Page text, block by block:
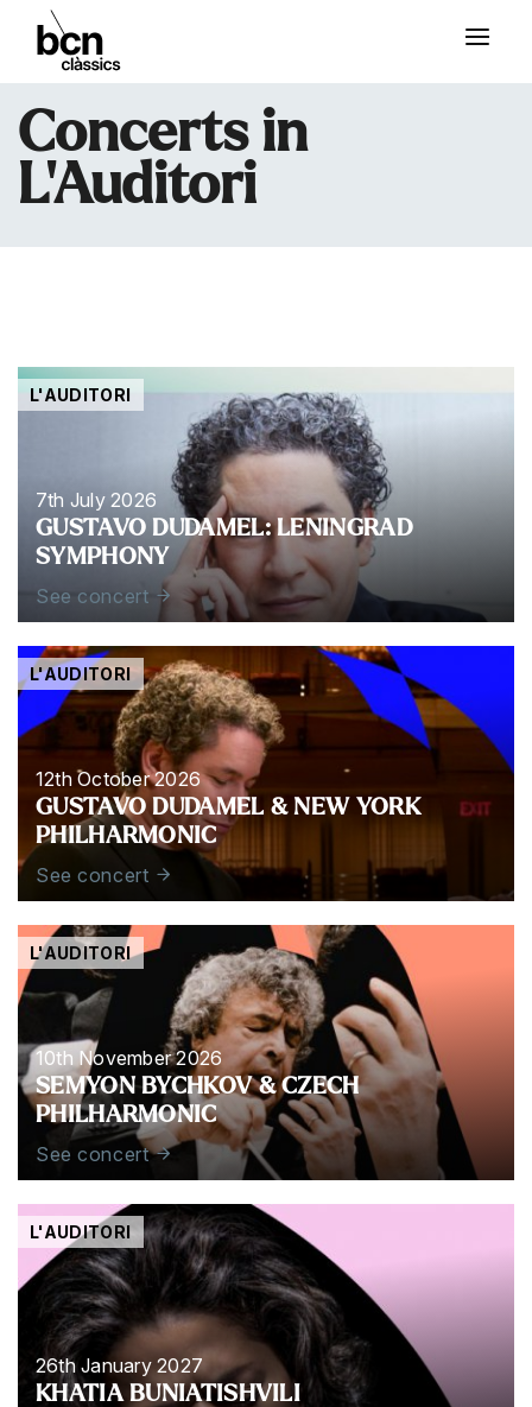
Concerts in
L'Auditori
L'AUDITORI
7th July 2026
GUSTAVO DUDAMEL: LENINGRAD
SYMPHONY
See concert
L'AUDITORI
12th October 2026
GUSTAVO DUDAMEL & NEW YORK
PHILHARMONIC
See concert
L'AUDITORI
10th November 2026
SEMYON BYCHKOV & CZECH
PHILHARMONIC
See concert
L'AUDITORI
26th January 2027
KHATIA BUNIATISHVILI